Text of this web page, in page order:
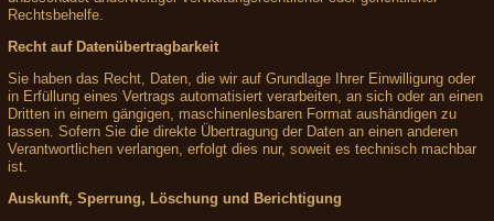
Rechtsbehelfe.
Recht auf Datenübertragbarkeit
Sie haben das Recht, Daten, die wir auf Grundlage Ihrer Einwilligung oder
in Erfüllung eines Vertrags automatisiert verarbeiten, an sich oder an einen
Dritten in einem gängigen, maschinenlesbaren Format aushändigen zu
lassen. Sofern Sie die direkte Übertragung der Daten an einen anderen
Verantwortlichen verlangen, erfolgt dies nur, soweit es technisch machbar
ist.
Auskunft, Sperrung, Löschung und Berichtigung